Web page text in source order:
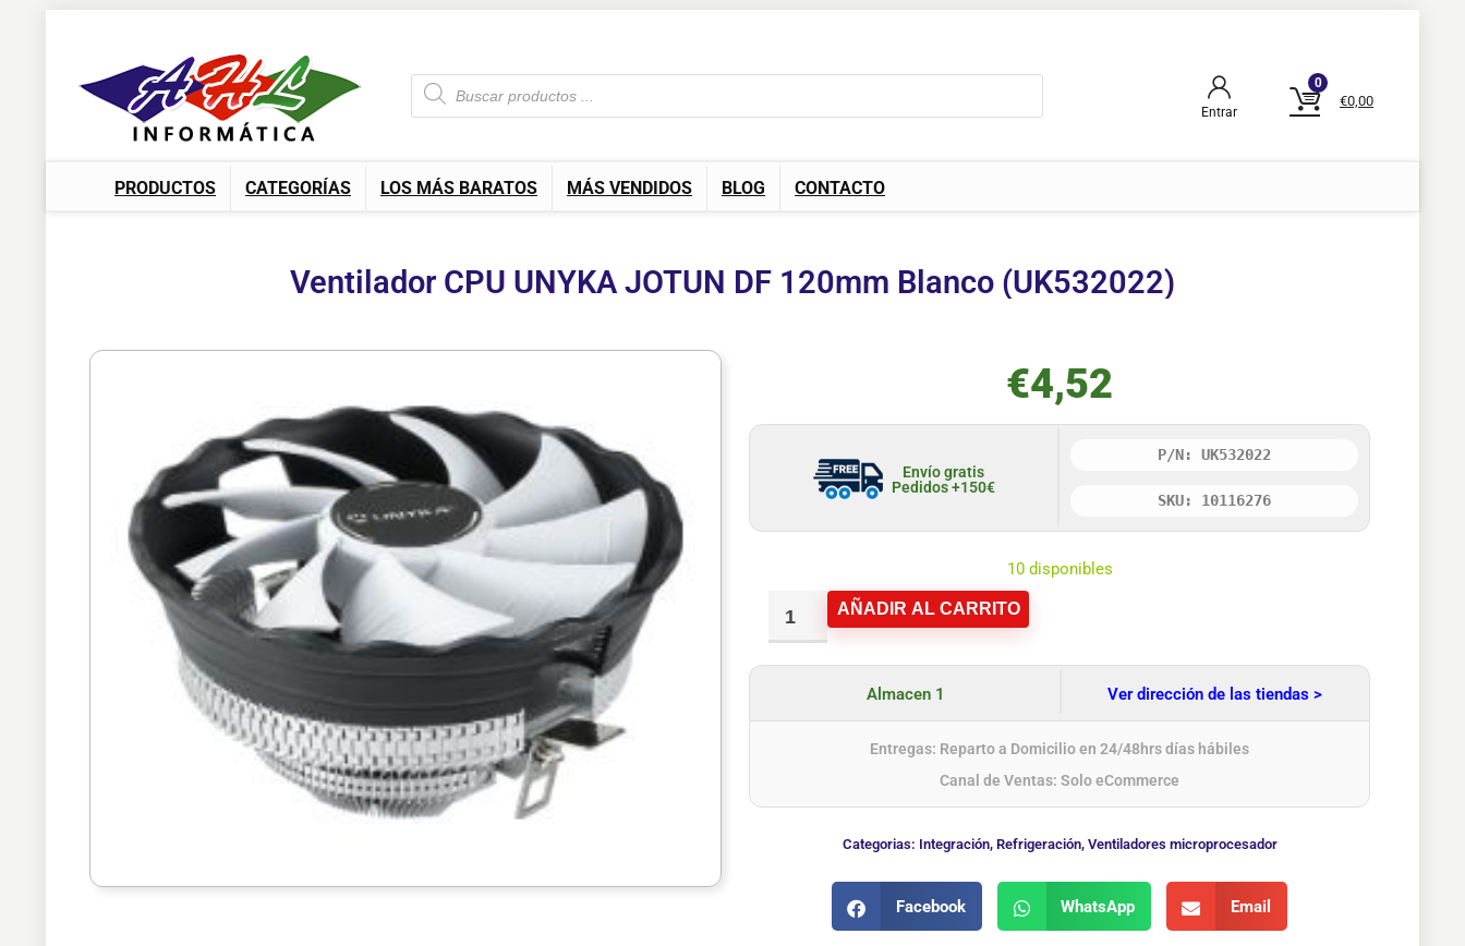
Entrar
0
€0,00
PRODUCTOS CATEGORÍAS LOS MÁS BARATOS MÁS VENDIDOS BLOG CONTACTO
Ventilador CPU UNYKA JOTUN DF 120mm Blanco (UK532022)
€4,52
Envío gratis
Pedidos +150€
P/N: UK532022
SKU: 10116276
10 disponibles
AÑADIR AL CARRITO
Almacen 1 Ver dirección de las tiendas >
Entregas: Reparto a Domicilio en 24/48hrs días hábiles
Canal de Ventas: Solo eCommerce
Categorias: Integración, Refrigeración, Ventiladores microprocesador
Facebook WhatsApp Email